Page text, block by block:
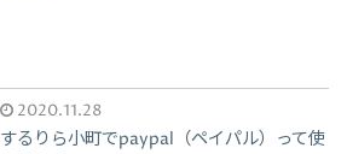
2020.11.28
するりら小町でpaypal（ペイパル）って使